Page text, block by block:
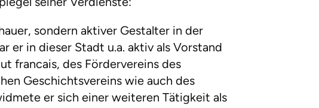
sondern aktiver Gestalter in der
er in dieser Stadt u.a. aktiv als Vorstand
francais, des Fördervereins des
Geschichtsvereins wie auch des
er sich einer weiteren Tätigkeit als